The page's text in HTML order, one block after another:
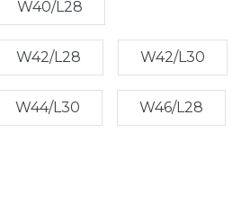
W40/L28
W42/L28 W42/L30
W44/L30 W46/L28